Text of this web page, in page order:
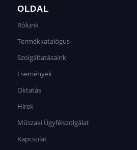
OLDAL
Rólunk
Termékkatalógus
Szolgáltatásaink
Események
Oktatás
Hírek
Műszaki Ügyfélszolgálat
Kapcsolat